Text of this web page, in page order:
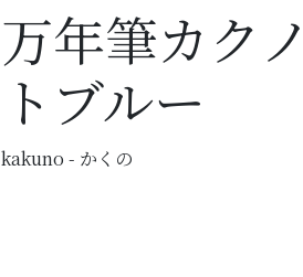
万年筆カ
トブルー
kakuno - かくの